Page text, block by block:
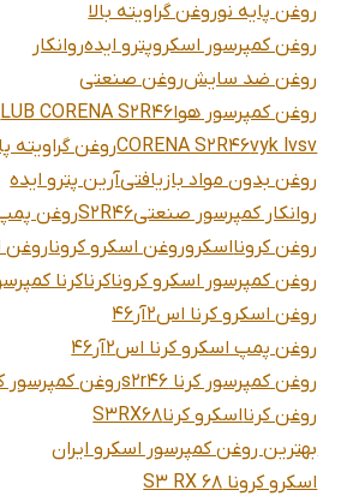
روغن پایه نوروغن گراویته بالا
روغن کمپرسور اسکروپترو ایدهروانکار
روغن ضد سایشروغن صنعتی
روغن کمپرسور هواLUB CORENA S2R46
vyk lvsv
CORENA S2R46روغن گراویته
روغن بدون مواد بازیافتیآرین پترو ایده
روانکار کمپرسور صنعتیS2R46روغن
روغن کرونااسکروروغن اسکرو کروناروغن
روغن کمپرسور اسکرو کروناکرناکرنا
روغن اسکرو کرنا اس2آر46
روغن پمپ اسکرو کرنا اس2آر46
روغن کمپرسور کرنا s2r46
روغن کمپرسور
روغن کرنااسکرو کرناS3RX68
بهترین روغن کمپرسور اسکرو ایران
اسکرو کرونا S3 RX 68